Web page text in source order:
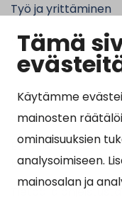
Tämä
Käytämme
mainosten
ominaisuuksien
analysoimiseen.
mainosalan ja
Työ ja yrittäminen
Kunta ja hallinto
Suosituimmat
Esityslistat,
kuulutukset
Tietoa ja